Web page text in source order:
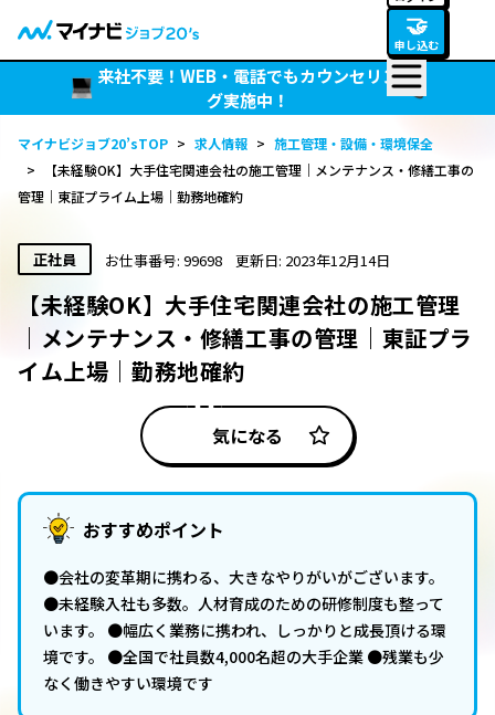
🤝
申し込む
来社不要！WEB・電話でもカウンセリン
グ実施中！
マイナビジョブ20’sTOP > 求人情報 > 施工管理・設備・環境保全
>
【未経験OK】大手住宅関連会社の施工管理｜メンテナンス・修繕工事の
管理｜東証プライム上場｜勤務地確約
正社員 お仕事番号: 99698 更新日: 2023年12月14日
【未経験OK】大手住宅関連会社の施工管理
｜メンテナンス・修繕工事の管理｜東証プラ
イム上場｜勤務地確約
気になる
おすすめポイント
●会社の変革期に携わる、大きなやりがいがございます。
●未経験入社も多数。人材育成のための研修制度も整って
います。 ●幅広く業務に携われ、しっかりと成長頂ける環
境です。 ●全国で社員数4,000名超の大手企業 ●残業も少
なく働きやすい環境です